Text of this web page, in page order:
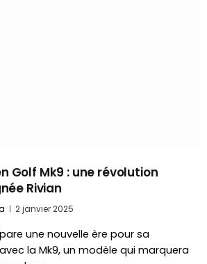
Golf Mk9 : une révolution
Rivian
2 janvier 2025
une nouvelle ère pour sa
la Mk9, un modèle qui marquera